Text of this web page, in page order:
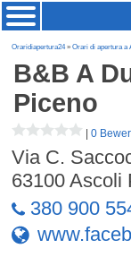
Oraridiapertura24»Orari di apertura a
B&B A
Piceno
|0
Via C.
63100 Ascoli
380 900